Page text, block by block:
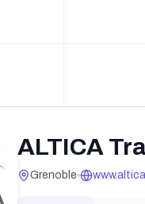
ALTICA
Grenoble